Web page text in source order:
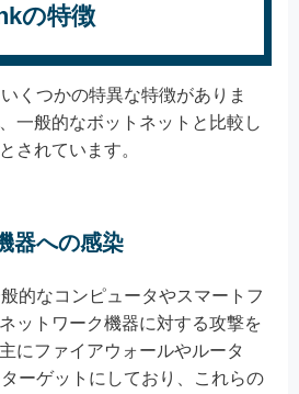
の特徴
くつかの特異な特徴がありま
一般的なボットネットと比較し
されています。
器への感染
的なコンピュータやスマートフ
ットワーク機器に対する攻撃を
にファイアウォールやルータ
ーゲットにしており、これらの